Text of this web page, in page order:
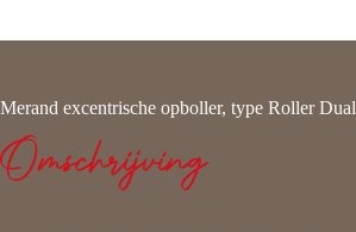
Merand excentrische opboller, type Roller Dual
Omschrijving